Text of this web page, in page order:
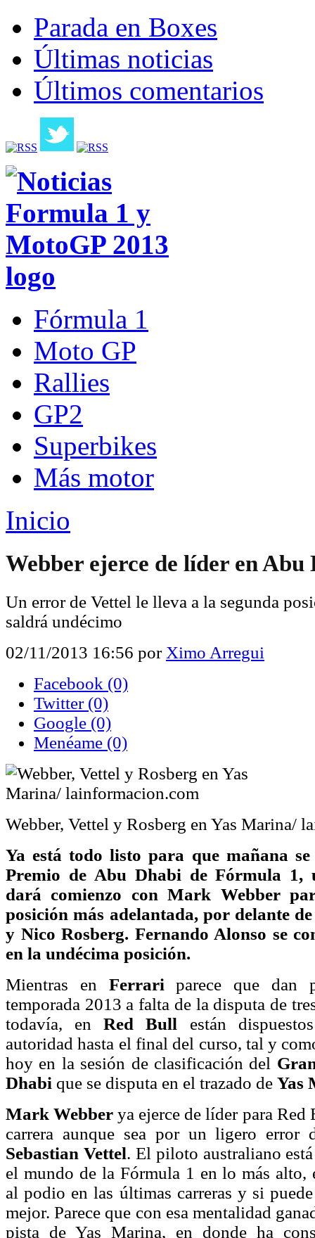
Parada en Boxes
Últimas noticias
Últimos comentarios
Fórmula 1
Moto GP
Rallies
GP2
Superbikes
Más motor
Inicio
Webber ejerce de líder en Abu
Un error de Vettel le lleva a la segunda
saldrá undécimo
02/11/2013 16:56 por Ximo Arregui
Facebook (0)
Twitter (0)
Google (0)
Menéame (0)
Webber, Vettel y Rosberg en Yas Marina/
Ya está todo listo para que mañana
Premio de Abu Dhabi de Fórmula 1,
dará comienzo con Mark Webber
posición más adelantada, por delante
y Nico Rosberg. Fernando Alonso se
en la undécima posición.
Mientras en Ferrari parece que dan
temporada 2013 a falta de la disputa de
todavía, enRed Bull están
autoridad hasta el final del curso, tal y
hoy en la sesión de clasificación del
Dhabi que se disputa en el trazado de Yas
Mark Webber ya ejerce de líder para Red
carrera aunque sea por un ligero error
Sebastian Vettel. El piloto australiano
el mundo de la Fórmula 1 en lo más alto,
al podio en las últimas carreras y si
mejor. Parece que con esa mentalidad
pista de Yas Marina, en donde ha